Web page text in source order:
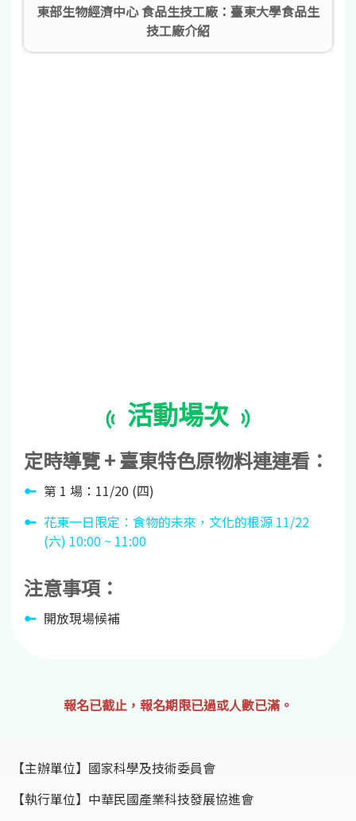
東部生物經濟中心 食品生技工廠：臺東大學食品生
技工廠介紹
活動場次
定時導覽 + 臺東特色原物料連連看：
第 1 場：11/20 (四)
花東一日限定：食物的未來，文化的根源 11/22
(六) 10:00 ~ 11:00
注意事項：
開放現場候補
報名已截止，報名期限已過或人數已滿。
【主辦單位】 國家科學及技術委員會
【執行單位】 中華民國產業科技發展協進會